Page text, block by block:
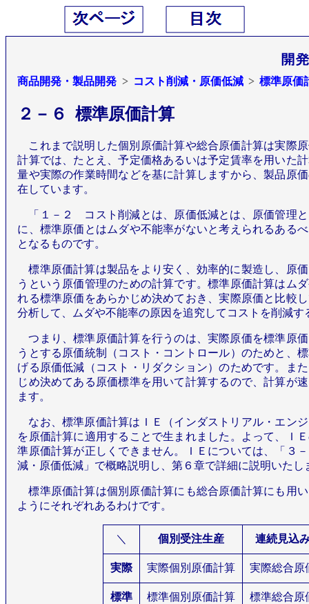
商品開発・製品開発 コスト削減・原価低減 標準原価
２－６ 標準原価計算
これまで説明した個別原価計算や総合原価計算は実際
計算では、たとえ、予定価格あるいは予定賃率を用いた
量や実際の作業時間などを基に計算しますから、製品原
在しています。
「１－２ コスト削減とは、原価低減とは、原価管理
に、標準原価とはムダや不能率がないと考えられるある
となるものです。
標準原価計算は製品をより安く、効率的に製造し、原
うという原価管理のための計算です。標準原価計算はム
れる標準原価をあらかじめ決めておき、実際原価と比較
分析して、ムダや不能率の原因を追究してコストを削減す
つまり、標準原価計算を行うのは、実際原価を標準原
うとする原価統制（コスト・コントロール）のためと、
げる原価低減（コスト・リダクション）のためです。ま
じめ決めてある原価標準を用いて計算するので、計算が
ます。
なお、標準原価計算はＩＥ（インダストリアル・エン
を原価計算に適用することで生まれました。よって、Ｉ
準原価計算が正しくできません。ＩＥについては、「３
減・原価低減」で概略説明し、第６章で詳細に説明いたし
標準原価計算は個別原価計算にも総合原価計算にも用
ようにそれぞれあるわけです。
＼ 個別受注生産 連続見込
実際 実際個別原価計算 実際総合原
標準 標準個別原価計算 標準総合原